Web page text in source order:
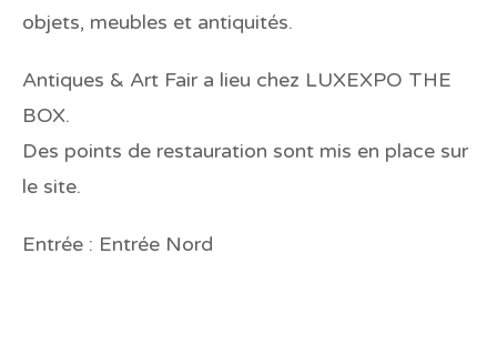
objets, meubles et antiquités.
Antiques & Art Fair a lieu chez LUXEXPO THE
BOX.
Des points de restauration sont mis en place sur
le site.
Entrée : Entrée Nord